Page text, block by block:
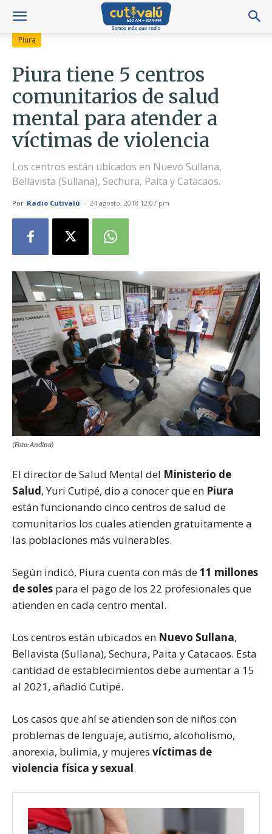
Piura
Piura tiene 5 centros
comunitarios de salud
mental para atender a
víctimas de violencia
Los centros están ubicados en Nuevo Sullana,
Bellavista (Sullana), Sechura, Paita y Catacaos.
Por Radio Cutivalú - 24 agosto, 2018 12:07 pm
(Foto: Andina)
El director de Salud Mental del Ministerio de
Salud, Yuri Cutipé, dio a conocer que en Piura
están funcionando cinco centros de salud de
comunitarios los cuales atienden gratuitamente a
las poblaciones más vulnerables.
Según indicó, Piura cuenta con más de11 millones
de soles para el pago de los 22 profesionales que
atienden en cada centro mental.
Los centros están ubicados en Nuevo Sullana,
Bellavista (Sullana), Sechura, Paita y Catacaos. Esta
cantidad de establecimientos debe aumentar a 15
al 2021, añadió Cutipé.
Los casos que ahí se atienden son de niños con
problemas de lenguaje, autismo, alcoholismo,
anorexia, bulimia, y mujeres víctimas de
violencia física y sexual.